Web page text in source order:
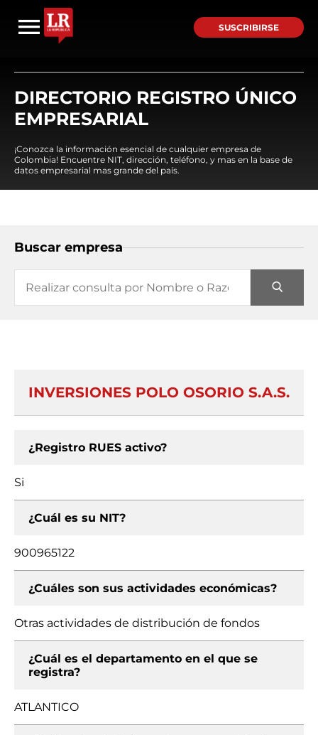
SUSCRIBIRSE
DIRECTORIO REGISTRO ÚNICO
EMPRESARIAL
¡Conozca la información esencial de cualquier empresa de
Colombia! Encuentre NIT, dirección, teléfono, y mas en la base de
datos empresarial mas grande del país.
Buscar empresa
INVERSIONES POLO OSORIO S.A.S.
¿Registro RUES activo?
Si
¿Cuál es su NIT?
900965122
¿Cuáles son sus actividades económicas?
Otras actividades de distribución de fondos
¿Cuál es el departamento en el que se
registra?
ATLANTICO